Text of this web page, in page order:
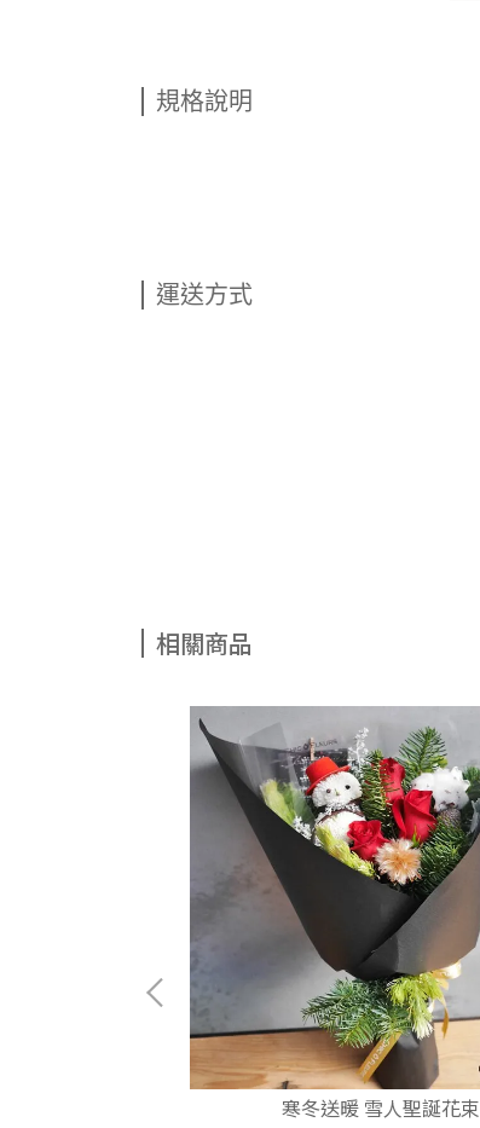
規格說明
運送方式
相關商品
寒冬送暖 雪人聖誕花束